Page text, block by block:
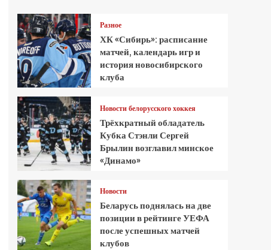
Разное
ХК «Сибирь»: расписание
матчей, календарь игр и
история новосибирского
клуба
Новости белорусского хоккея
Трёхкратный обладатель
Кубка Стэнли Сергей
Брылин возглавил минское
«Динамо»
Новости
Беларусь поднялась на две
позиции в рейтинге УЕФА
после успешных матчей
клубов